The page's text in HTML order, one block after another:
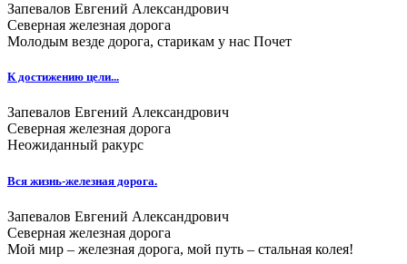
Запевалов Евгений Александрович
Северная железная дорога
Молодым везде дорога, старикам у нас Почет
К достижению цели...
Запевалов Евгений Александрович
Северная железная дорога
Неожиданный ракурс
Вся жизнь-железная дорога.
Запевалов Евгений Александрович
Северная железная дорога
Мой мир – железная дорога, мой путь – стальная колея!